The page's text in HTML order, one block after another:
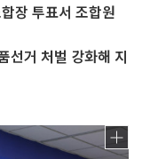
장 투표서 조합원
선거 처벌 강화해 지